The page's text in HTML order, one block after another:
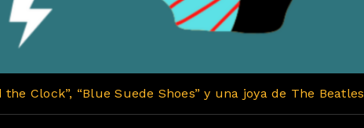
Clock”, “Blue Suede Shoes” y una joya de The Beatles